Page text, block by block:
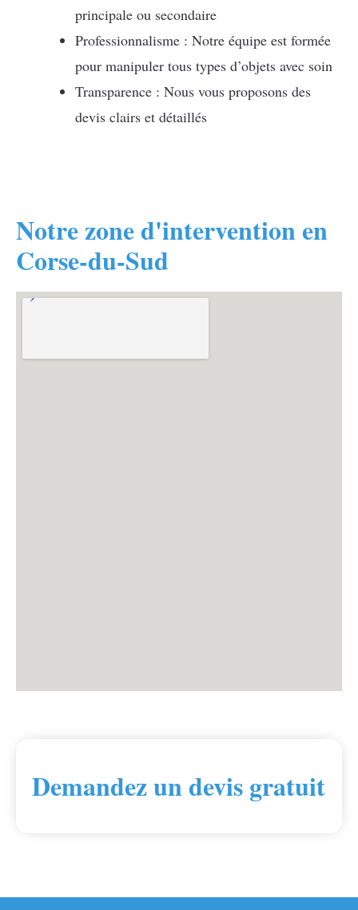
principale ou secondaire
Professionnalisme : Notre équipe est formée
pour manipuler tous types d’objets avec soin
Transparence : Nous vous proposons des
devis clairs et détaillés
Notre zone d'intervention en
Corse-du-Sud
Demandez un devis gratuit